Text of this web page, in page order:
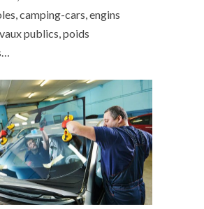
camping-cars, engins
publics, poids